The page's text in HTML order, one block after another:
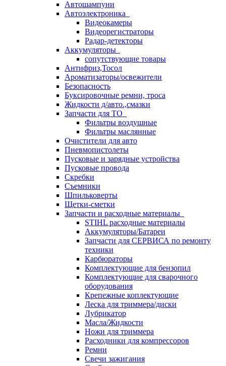
Автошампуни
Автоэлектроника
Видеокамеры
Видеорегистраторы
Радар-детекторы
Аккумуляторы
сопутствующие товары
Антифриз,Тосол
Ароматизаторы/освежители
Безопасность
Буксировочные ремни, троса
Жидкости д/авто.,смазки
Запчасти для ТО
Фильтры воздушные
Фильтры маслянные
Очистители для авто
Пневмопистолеты
Пусковые и зарядные устройства
Пусковые провода
Скребки
Съемники
Шпильковерты
Щетки-сметки
Запчасти и расходные материалы
STIHL расходные материалы
Аккумуляторы/Батареи
Запчасти для СЕРВИСА по ремонту
техники
Карбюраторы
Комплектующие для бензопил
Комплектующие для сварочного
оборудования
Крепежные коплектующие
Леска для триммера/диски
Лубрикатор
Масла/Жидкости
Ножи для триммера
Расходники для компрессоров
Ремни
Свечи зажигания